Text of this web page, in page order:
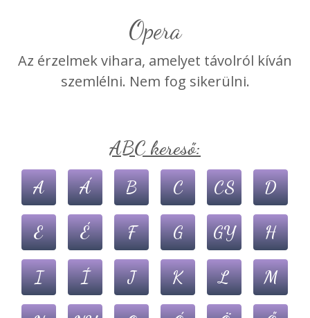
Opera
Az érzelmek vihara, amelyet távolról kíván
szemlélni. Nem fog sikerülni.
ABC kereső:
A Á B C CS D
E É F G GY H
I Í J K L M